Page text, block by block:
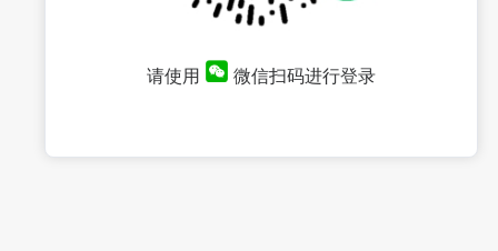
请使用 微信扫码进行登录